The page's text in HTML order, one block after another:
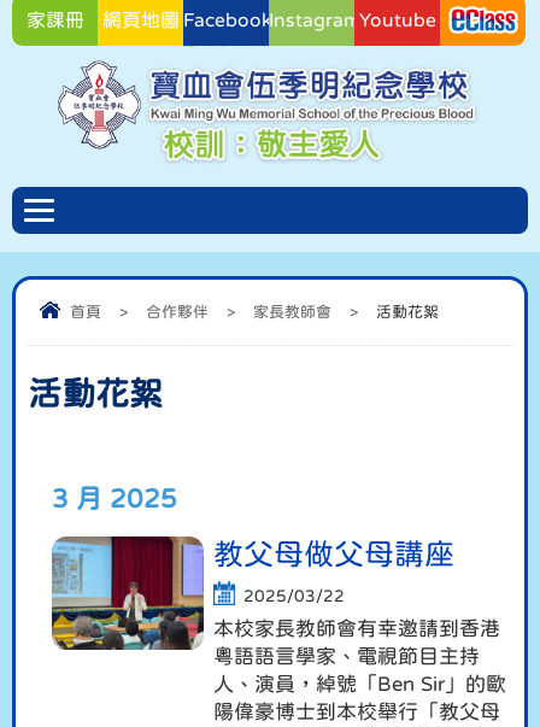
家課冊 網頁地圖 FacebookInstagramYoutube
首頁 > 合作夥伴 > 家長教師會 > 活動花絮
活動花絮
3 月 2025
教父母做父母講座
2025/03/22
本校家長教師會有幸邀請到香港
粵語語言學家、電視節目主持
人、演員，綽號「Ben Sir」的歐
陽偉豪博士到本校舉行「教父母